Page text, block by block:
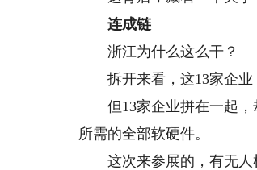
连成链
浙江为什么这么干？
拆开来看，这13家企业
但13家企业拼在一起，
所需的全部软硬件。
这次来参展的，有无人